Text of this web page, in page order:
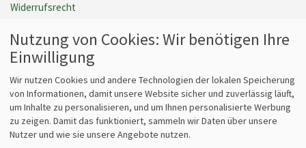
Widerrufsrecht
Barrierefreiheit
Cookie Einstellungen verwalten
Vertrag widerrufen
Fragen Kontakt
Nutzung von Cookies: Wir benötigen Ihre
Einwilligung
Wir nutzen Cookies und andere Technologien der lokalen Speicherung
von Informationen, damit unsere Website sicher und zuverlässig läuft,
um Inhalte zu personalisieren, und um Ihnen personalisierte Werbung
zu zeigen. Damit das funktioniert, sammeln wir Daten über unsere
Nutzer und wie sie unsere Angebote nutzen.